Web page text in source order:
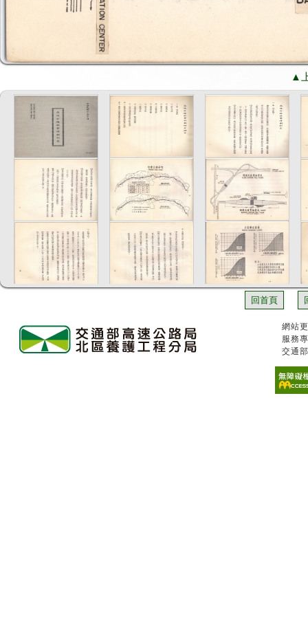
▲
回首頁
網站
服務
交通